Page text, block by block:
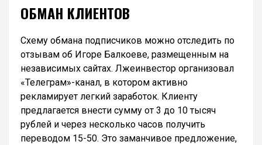
ОБМАН КЛИЕНТОВ
Схему обмана подписчиков можно отследить по
отзывам об Игоре Балкоеве, размещенным на
независимых сайтах. Лжеинвестор организовал
«Телеграм»-канал, в котором активно
рекламирует легкий заработок. Клиенту
предлагается внести сумму от 3 до 10 тысяч
рублей и через несколько часов получить
переводом 15-50. Это заманчивое предложение,